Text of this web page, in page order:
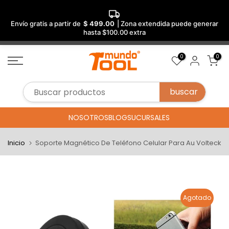
Envío gratis a partir de $ 499.00
| Zona extendida puede generar
hasta $100.00 extra
Saltar
al
0 0
NOSOTROSBLOGSUCURSALES
Inicio Soporte Magnético De Teléfono Celular Para Au Volteck
Agotado